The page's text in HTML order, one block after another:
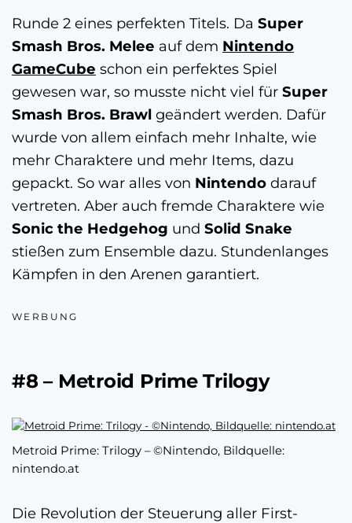
Runde 2 eines perfekten Titels. Da Super
Smash Bros. Melee auf dem Nintendo
GameCube schon ein perfektes Spiel
gewesen war, so musste nicht viel für Super
Smash Bros. Brawl geändert werden. Dafür
wurde von allem einfach mehr Inhalte, wie
mehr Charaktere und mehr Items, dazu
gepackt. So war alles von Nintendo darauf
vertreten. Aber auch fremde Charaktere wie
Sonic the Hedgehog und Solid Snake
stießen zum Ensemble dazu. Stundenlanges
Kämpfen in den Arenen garantiert.
WERBUNG
#8 – Metroid Prime Trilogy
Metroid Prime: Trilogy – ©Nintendo, Bildquelle:
nintendo.at
Die Revolution der Steuerung aller First-